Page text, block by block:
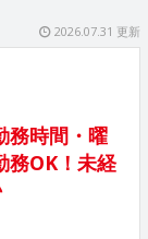
2026.07.31 更新
務時間・曜
務OK！未経